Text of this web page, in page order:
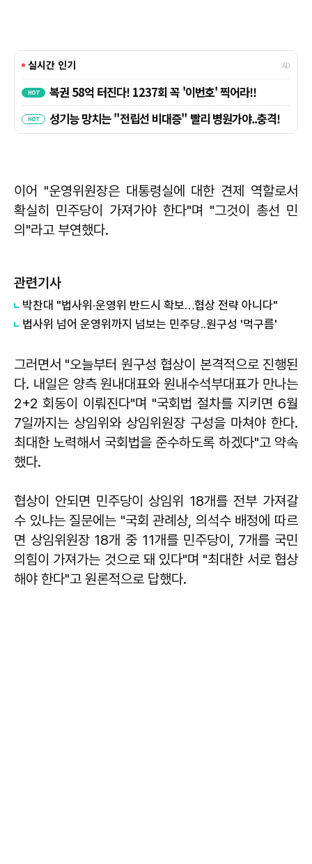
이어 "운영위원장은 대통령실에 대한 견제 역할로서
확실히 민주당이 가져가야 한다"며 "그것이 총선 민
의"라고 부연했다.
관련기사
박찬대 "법사위·운영위 반드시 확보…협상 전략 아니다"
법사위 넘어 운영위까지 넘보는 민주당..원구성 '먹구름'
그러면서 "오늘부터 원구성 협상이 본격적으로 진행된
다. 내일은 양측 원내대표와 원내수석부대표가 만나는
2+2 회동이 이뤄진다"며 "국회법 절차를 지키면 6월
7일까지는 상임위와 상임위원장 구성을 마쳐야 한다.
최대한 노력해서 국회법을 준수하도록 하겠다"고 약속
했다.
협상이 안되면 민주당이 상임위 18개를 전부 가져갈
수 있냐는 질문에는 "국회 관례상, 의석수 배정에 따르
면 상임위원장 18개 중 11개를 민주당이, 7개를 국민
의힘이 가져가는 것으로 돼 있다"며 "최대한 서로 협상
해야 한다"고 원론적으로 답했다.